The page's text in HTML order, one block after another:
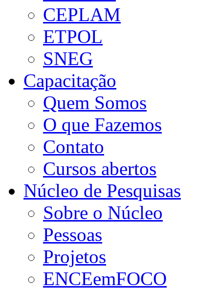
CEPLAM
ETPOL
SNEG
Capacitação
Quem Somos
O que Fazemos
Contato
Cursos abertos
Núcleo de Pesquisas
Sobre o Núcleo
Pessoas
Projetos
ENCEemFOCO